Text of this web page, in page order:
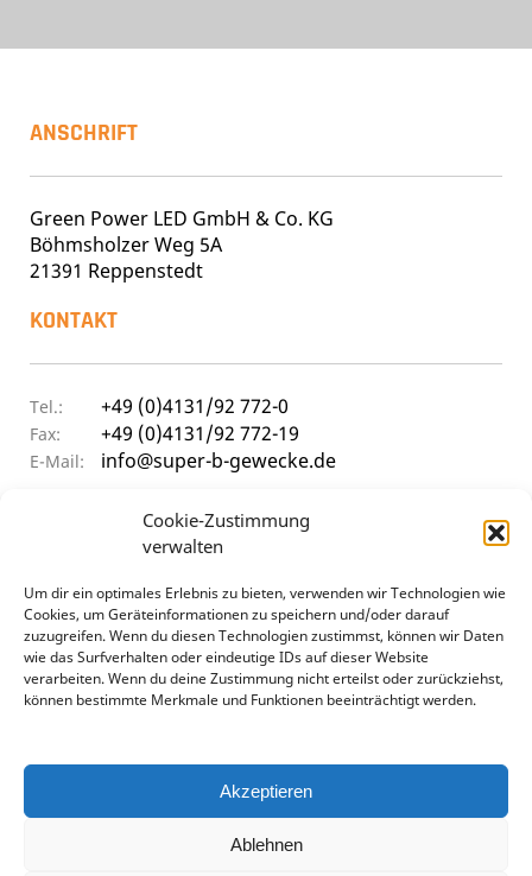
Cookie-Zustimmung
verwalten
Um dir ein optimales Erlebnis zu bieten, verwenden wir Technologien wie
Cookies, um Geräteinformationen zu speichern und/oder darauf
zuzugreifen. Wenn du diesen Technologien zustimmst, können wir Daten
wie das Surfverhalten oder eindeutige IDs auf dieser Website
verarbeiten. Wenn du deine Zustimmung nicht erteilst oder zurückziehst,
können bestimmte Merkmale und Funktionen beeinträchtigt werden.
Akzeptieren
Ablehnen
ANSCHRIFT
Green Power LED GmbH & Co. KG
Böhmsholzer Weg 5A
21391 Reppenstedt
KONTAKT
Tel.: +49 (0)4131/92 772-0
Fax: +49 (0)4131/92 772-19
E-Mail: info@super-b-gewecke.de
ÖFFNUNGSZEITEN
Mo–Do 9:30 - 12:00 Uhr & 14:00 - 17:00 Uhr
Frei 9:30 - 12:00 Uhr & 14:00 - 15:30 Uhr
Sa geschlossen